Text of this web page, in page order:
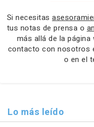
Si necesitas
tus notas de prensa o
más allá de la página
contacto con nosotros
o en el
Lo más leído